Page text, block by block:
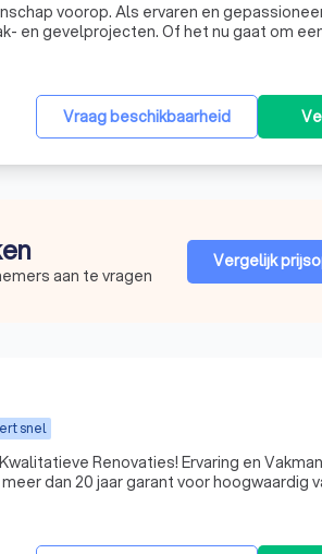
voorop. Als ervaren en
en gevelprojecten. Of het nu gaat om
ervoor dat uw woning beschermd en
Vraag beschikbaarheid
aan te vragen
Vergelijk
snel
en Vakmanschap sinds 20 jaar
dan 20 jaar garant voor hoogwaardig
huis uw trots is, en daarom behandelen